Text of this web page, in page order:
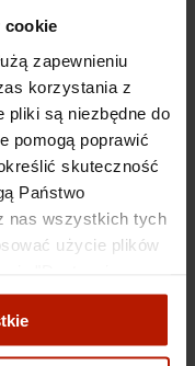
cookie
zapewnieniu
korzystania z
pliki są niezbędne do
pomogą poprawić
skuteczność
Państwo
nas wszystkich tych
użycie plików
w naszej Polityce
DESA
z
elektronicznej